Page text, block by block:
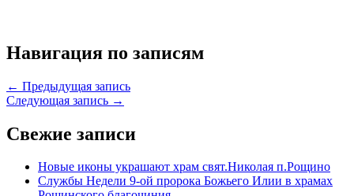
Навигация по записям
← Предыдущая запись
Следующая запись →
Свежие записи
Новые иконы украшают храм свят.Николая п.Рощино
Службы Недели 9-ой пророка Божьего Илии в храмах